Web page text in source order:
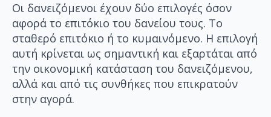
Οι δανειζόμενοι έχουν δύο επιλογές όσον
αφορά το επιτόκιο του δανείου τους. Το
σταθερό επιτόκιο ή το κυμαινόμενο. Η επιλογή
αυτή κρίνεται ως σημαντική και εξαρτάται από
την οικονομική κατάσταση του δανειζόμενου,
αλλά και από τις συνθήκες που επικρατούν
στην αγορά.